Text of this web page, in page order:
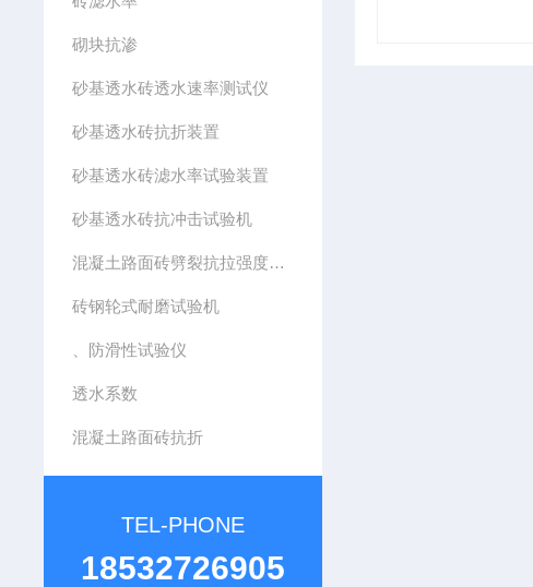
砌块抗渗
砂基透水砖透水速率测试仪
砂基透水砖抗折装置
砂基透水砖滤水率试验装置
砂基透水砖抗冲击试验机
混凝土路面砖劈裂抗拉强度试验装置（夹具）
砖钢轮式耐磨试验机
、防滑性试验仪
透水系数
混凝土路面砖抗折
TEL-PHONE
18532726905